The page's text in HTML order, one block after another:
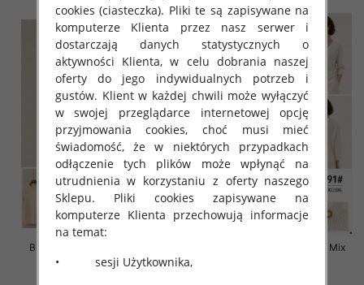
Bluzki damskie Roz L-3XL, Mix
Kolor Paczka 10 szt
Bluzki damskie Roz L-3XL, Mix
cookies (ciasteczka). Pliki te są zapisywane na
komputerze Klienta przez nasz serwer i
dostarczają danych statystycznych o
aktywności Klienta, w celu dobrania naszej
oferty do jego indywidualnych potrzeb i
gustów. Klient w każdej chwili może wyłączyć
w swojej przeglądarce internetowej opcję
przyjmowania cookies, choć musi mieć
świadomość, że w niektórych przypadkach
odłączenie tych plików może wpłynąć na
utrudnienia w korzystaniu z oferty naszego
Sklepu. Pliki cookies zapisywane na
komputerze Klienta przechowują informacje
na temat:
• sesji Użytkownika,